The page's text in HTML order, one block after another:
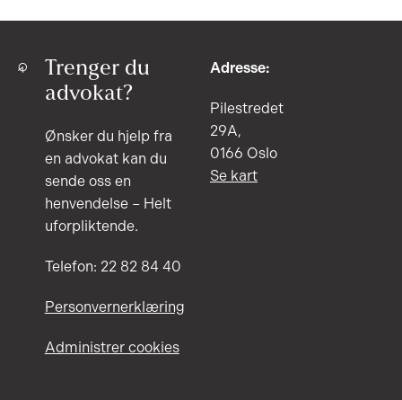
Trenger du
advokat?
Ønsker du hjelp fra
en advokat kan du
sende oss en
henvendelse – Helt
uforpliktende.
Telefon: 22 82 84 40
Personvernerklæring
Administrer cookies
Adresse:
Pilestredet
29A,
0166 Oslo
Se kart